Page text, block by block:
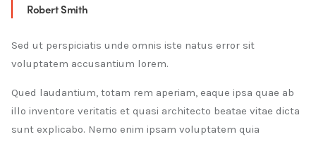
Robert Smith
Sed ut perspiciatis unde omnis iste natus error sit
voluptatem accusantium lorem.
Qued laudantium, totam rem aperiam, eaque ipsa quae ab
illo inventore veritatis et quasi architecto beatae vitae dicta
sunt explicabo. Nemo enim ipsam voluptatem quia